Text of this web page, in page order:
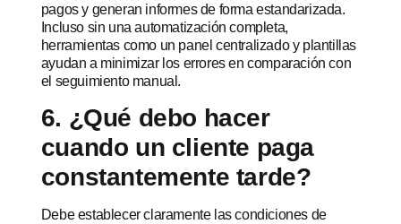
pagos y generan informes de forma estandarizada.
Incluso sin una automatización completa,
herramientas como un panel centralizado y plantillas
ayudan a minimizar los errores en comparación con
el seguimiento manual.
6. ¿Qué debo hacer
cuando un cliente paga
constantemente tarde?
Debe establecer claramente las condiciones de